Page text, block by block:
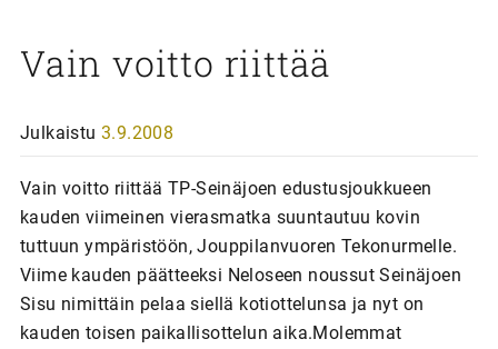
Vain voitto riittää
Julkaistu 3.9.2008
Vain voitto riittää TP-Seinäjoen edustusjoukkueen
kauden viimeinen vierasmatka suuntautuu kovin
tuttuun ympäristöön, Jouppilanvuoren Tekonurmelle.
Viime kauden päätteeksi Neloseen noussut Seinäjoen
Sisu nimittäin pelaa siellä kotiottelunsa ja nyt on
kauden toisen paikallisottelun aika.Molemmat